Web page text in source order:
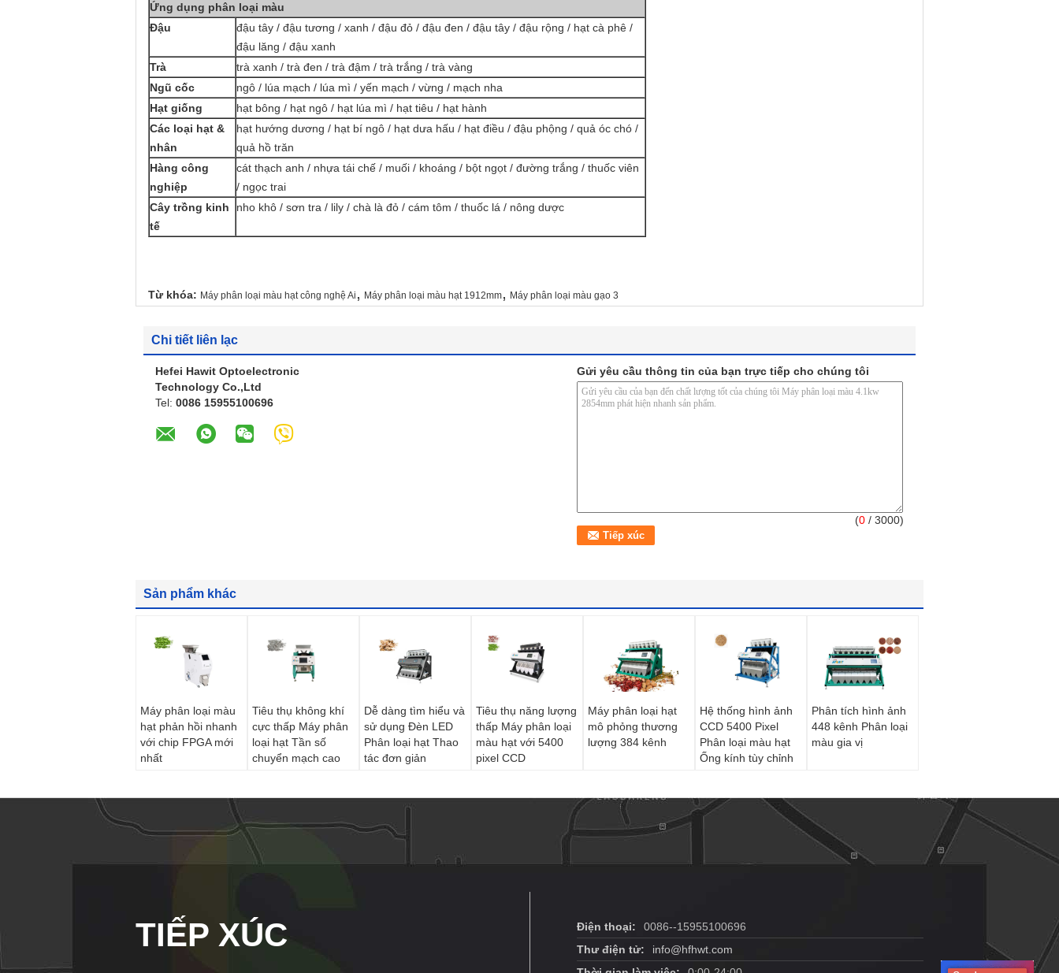
Ứng dụng phân loại màu
Đậu
đậu tây / đậu tương / xanh / đậu đỏ / đậu đen / đậu tây / đậu rộng / hạt cà phê /
đậu lăng / đậu xanh
Trà
trà xanh / trà đen / trà đậm / trà trắng / trà vàng
Ngũ cốc
ngô / lúa mạch / lúa mì / yến mạch / vừng / mạch nha
Hạt giống
hạt bông / hạt ngô / hạt lúa mì / hạt tiêu / hạt hành
Các loại hạt &
nhân
hạt hướng dương / hạt bí ngô / hạt dưa hấu / hạt điều / đậu phộng / quả óc chó /
quả hồ trăn
Hàng công
nghiệp
cát thạch anh / nhựa tái chế / muối / khoáng / bột ngọt / đường trắng / thuốc viên
/ ngọc trai
Cây trồng kinh
tế
nho khô / sơn tra / lily / chà là đỏ / cám tôm / thuốc lá / nông dược
Từ khóa: Máy phân loại màu hạt công nghệ Ai , Máy phân loại màu hạt 1912mm, Máy phân loại màu gạo 3
Chi tiết liên lạc
Hefei Hawit Optoelectronic
Technology Co.,Ltd
Tel: 0086 15955100696
Gửi yêu cầu thông tin của bạn trực tiếp cho chúng tôi
(0 / 3000)
Sản phẩm khác
Máy phân loại màu
hạt phản hồi nhanh
với chip FPGA mới
nhất
Tiêu thụ không khí
cực thấp Máy phân
loại hạt Tần số
chuyển mạch cao
Dễ dàng tìm hiểu và
sử dụng Đèn LED
Phân loại hạt Thao
tác đơn giản
Tiêu thụ năng lượng
thấp Máy phân loại
màu hạt với 5400
pixel CCD
Máy phân loại hạt
mô phỏng thương
lượng 384 kênh
Hệ thống hình ảnh
CCD 5400 Pixel
Phân loại màu hạt
Ống kính tùy chỉnh
Phân tích hình ảnh
448 kênh Phân loại
màu gia vị
TIẾP XÚC Điện thoại:
0086--15955100696
Thư điện tử:
info@hfhwt.com